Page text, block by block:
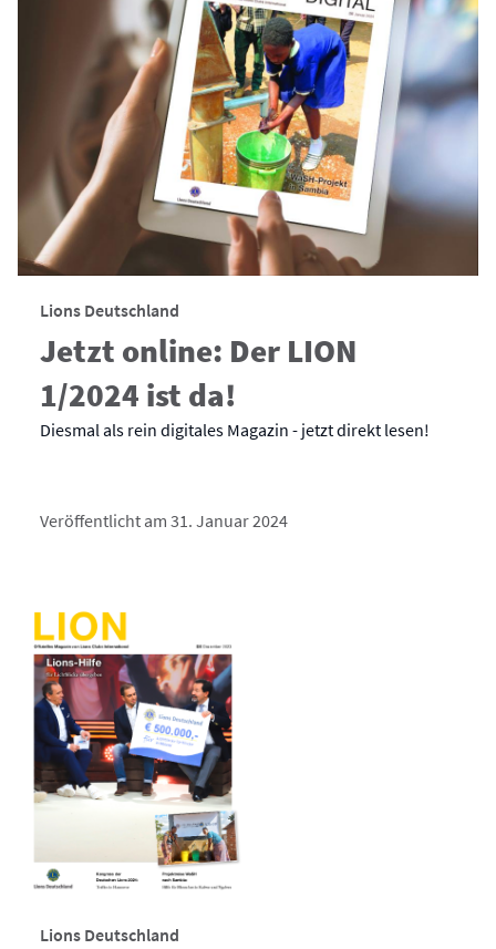
Lions Deutschland
Jetzt online: Der LION
1/2024 ist da!
Diesmal als rein digitales Magazin - jetzt direkt lesen!
Veröffentlicht am 31. Januar 2024
Lions Deutschland